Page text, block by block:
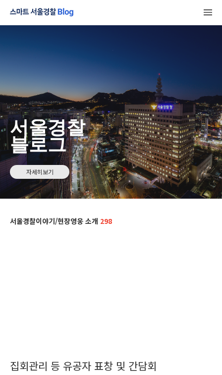
서울경찰
블로그
자세히보기
서울경찰이야기/현장영웅 소개 298
집회관리 등 유공자 표창 및 간담회